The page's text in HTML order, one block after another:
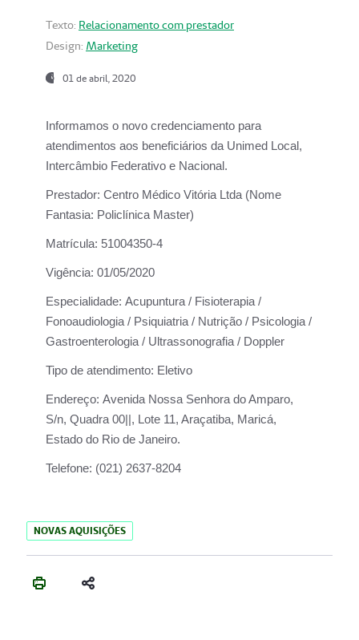
Texto: Relacionamento com prestador
Design: Marketing
01 de abril, 2020
Informamos o novo credenciamento para
atendimentos aos beneficiários da Unimed Local,
Intercâmbio Federativo e Nacional.
Prestador: Centro Médico Vitória Ltda (Nome
Fantasia: Policlínica Master)
Matrícula: 51004350-4
Vigência: 01/05/2020
Especialidade: Acupuntura / Fisioterapia /
Fonoaudiologia / Psiquiatria / Nutrição / Psicologia /
Gastroenterologia / Ultrassonografia / Doppler
Tipo de atendimento: Eletivo
Endereço: Avenida Nossa Senhora do Amparo,
S/n, Quadra 00||, Lote 11, Araçatiba, Maricá,
Estado do Rio de Janeiro.
Telefone: (021) 2637-8204
NOVAS AQUISIÇÕES